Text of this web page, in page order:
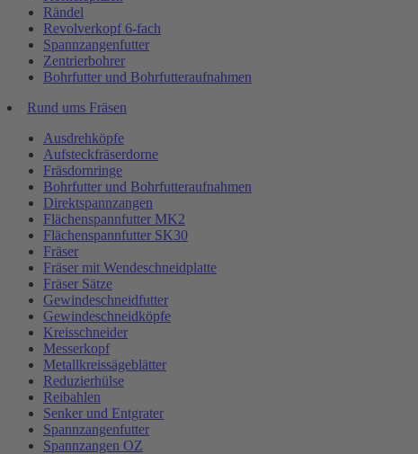
Rändel
Revolverkopf 6-fach
Spannzangenfutter
Zentrierbohrer
Bohrfutter und Bohrfutteraufnahmen
Rund ums Fräsen
Ausdrehköpfe
Aufsteckfräserdorne
Fräsdornringe
Bohrfutter und Bohrfutteraufnahmen
Direktspannzangen
Flächenspannfutter MK2
Flächenspannfutter SK30
Fräser
Fräser mit Wendeschneidplatte
Fräser Sätze
Gewindeschneidfutter
Gewindeschneidköpfe
Kreisschneider
Messerkopf
Metallkreissägeblätter
Reduzierhülse
Reibahlen
Senker und Entgrater
Spannzangenfutter
Spannzangen OZ